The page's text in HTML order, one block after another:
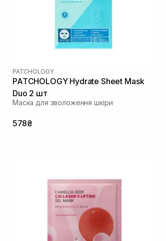
PATCHOLOGY
PATCHOLOGY Hydrate Sheet Mask
Duo 2 шт
Маска для зволоження шкіри
578₴